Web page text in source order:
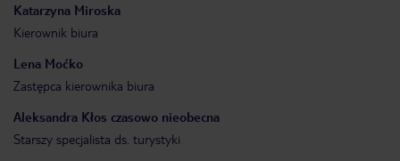
Katarzyna Miroska
Kierownik biura
Lena Moćko
Zastępca kierownika biura
Aleksandra Kłos czasowo nieobecna
Starszy specjalista ds. turystyki